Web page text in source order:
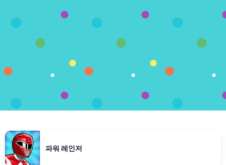
파워 레인저